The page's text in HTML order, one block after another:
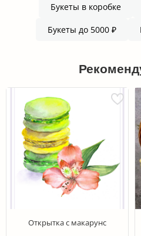
Букеты в коробке
Букеты до 5000 ₽
Открытка с макарунс